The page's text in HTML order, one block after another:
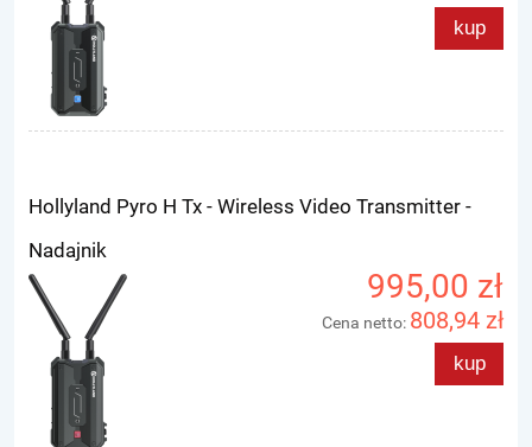
kup
Hollyland Pyro H Tx - Wireless Video Transmitter -
Nadajnik
995,00 zł
Cena netto: 808,94 zł
kup